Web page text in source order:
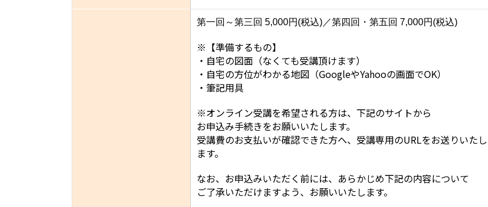
第一回～第三回 5,000円(税込)／第四回・第五回 7,000円(税込)
※【準備するもの】
・自宅の図面（なくても受講頂けます）
・自宅の方位がわかる地図（GoogleやYahooの画面でOK）
・筆記用具
※オンライン受講を希望される方は、下記のサイトから
お申込み手続きをお願いいたします。
受講費のお支払いが確認できた方へ、受講専用のURLをお送りいたし
ます。
なお、お申込みいただく前には、あらかじめ下記の内容について
ご了承いただけますよう、お願いいたします。